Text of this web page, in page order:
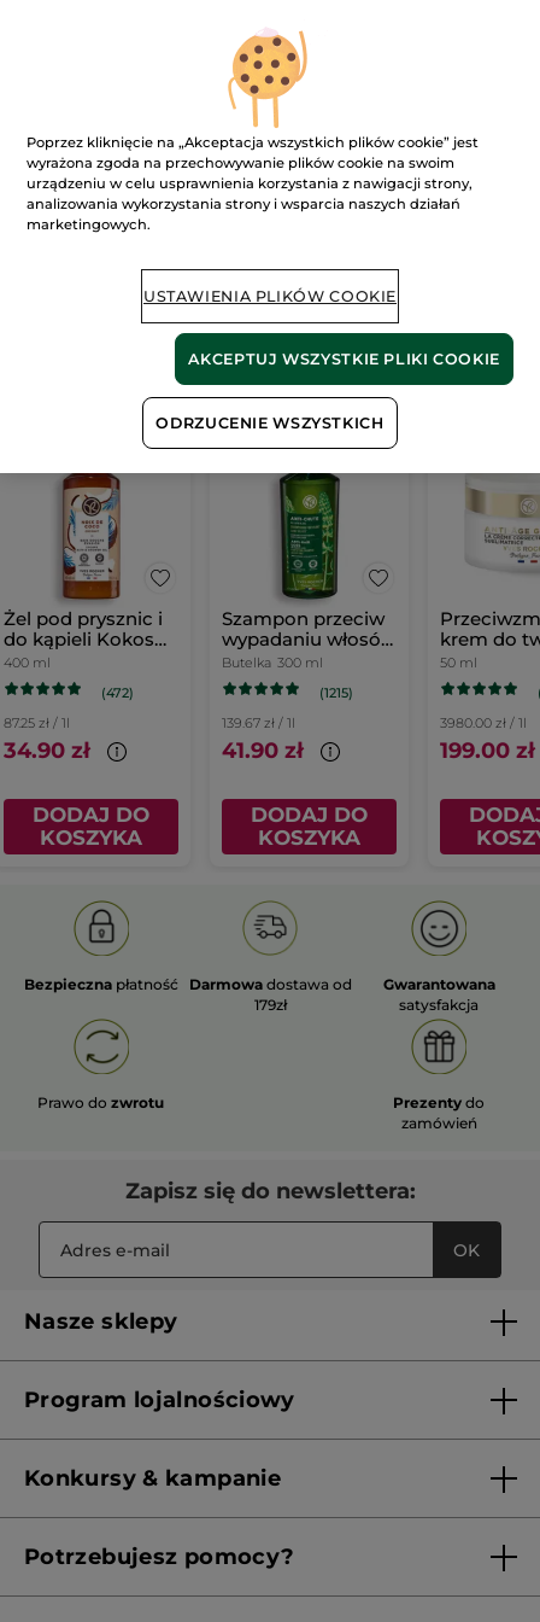
Ups!
Strona nie może zostać wyświetlona.
link jest nieprawidłowy.
Naszebestsellery
Żel pod prysznic i
do kąpieli Kokos
400 ml
400 ml
(472)
87.25 zł / 1l
34.90 zł
DODAJ DO
KOSZYKA
Szampon przeciw
wypadaniu włosów
z białym łubinem
Butelka 300 ml
(1215)
139.67 zł / 1l
41.90 zł
DODAJ DO
KOSZYKA
krem do
dzień
50 ml
3980.00 zł / 1l
199.00 zł
Bezpieczna płatność Darmowa dostawa od
179zł
Gwarantowana
satysfakcja
Prawo dozwrotu Prezenty do
zamówień
Zapisz się do newslettera:
OK
Nasze sklepy
Franczyza
Program lojalnościowy
Konkursy & kampanie
Potrzebujesz pomocy?
Poprzez kliknięcie na „Akceptacja wszystkich plików cookie” jest
wyrażona zgoda na przechowywanie plików cookie na swoim
urządzeniu w celu usprawnienia korzystania z nawigacji strony,
analizowania wykorzystania strony i wsparcia naszych działań
marketingowych.
USTAWIENIA PLIKÓW COOKIE
ODRZUCENIE WSZYSTKICH
AKCEPTUJ WSZYSTKIE PLIKI COOKIE